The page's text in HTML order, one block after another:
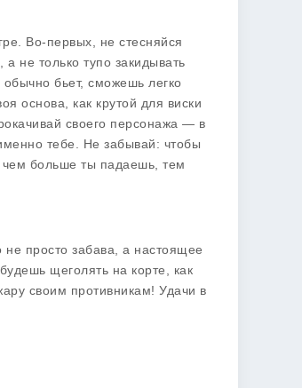
Во-первых, не стесняйся
не только тупо закидывать
бьет, сможешь легко
основа, как крутой для виски
своего персонажа — в
тебе. Не забывай: чтобы
чем больше ты падаешь, тем
не просто забава, а настоящее
щеголять на корте, как
своим противникам! Удачи в